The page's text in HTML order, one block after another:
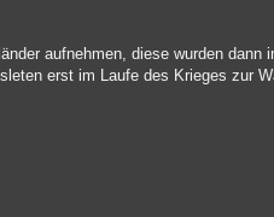
aufnehmen, diese wurden
erst im Laufe des Krieges zur